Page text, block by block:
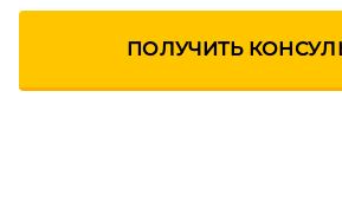
ПОЛУЧИТЬ